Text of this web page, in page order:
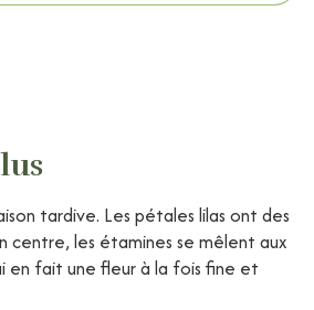
tardive. Les pétales lilas ont des
centre, les étamines se mêlent aux
en fait une fleur à la fois fine et